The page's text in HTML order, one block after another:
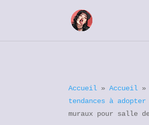
Accueil »Accueil
tendances à adopter
muraux pour salle